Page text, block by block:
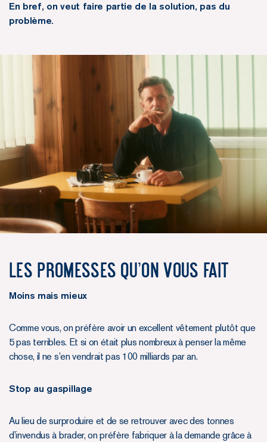
En bref, on veut faire partie de la solution, pas du
problème.
Les promesses qu’on vous fait
Moins mais mieux
Comme vous, on préfère avoir un excellent vêtement plutôt que
5 pas terribles. Et si on était plus nombreux à penser la même
chose, il ne s’en vendrait pas 100 milliards par an.
Stop au gaspillage
Au lieu de surproduire et de se retrouver avec des tonnes
d’invendus à brader, on préfère fabriquer à la demande grâce à